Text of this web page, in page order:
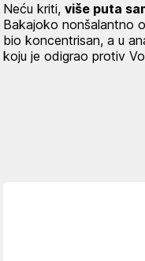
Neću kriti, više puta
Bakajoko nonšalantno
bio koncentrisan, a u
koju je odigrao protiv